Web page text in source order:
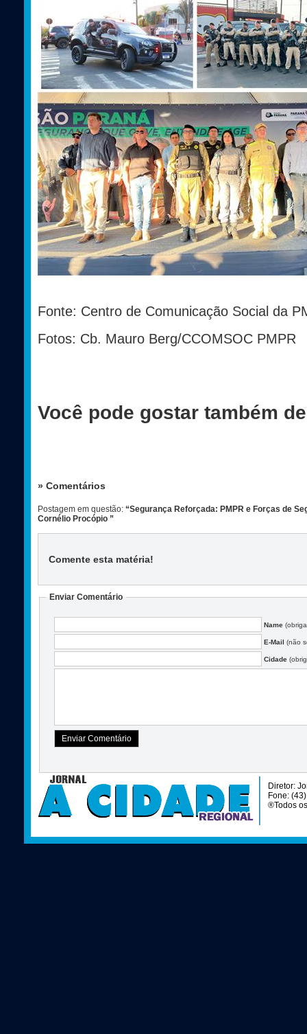
Fonte: Centro de Comunicação Social da
Fotos: Cb. Mauro Berg/CCOMSOC PMPR
Você pode gostar também
» Comentários
Postagem em questão: “Segurança Reforçada: PMPR e Forças de
Cornélio Procópio ”
Comente esta matéria!
Enviar Comentário
Name
E-Mail (não
Cidade
Diretor:
Fone:
®Todos